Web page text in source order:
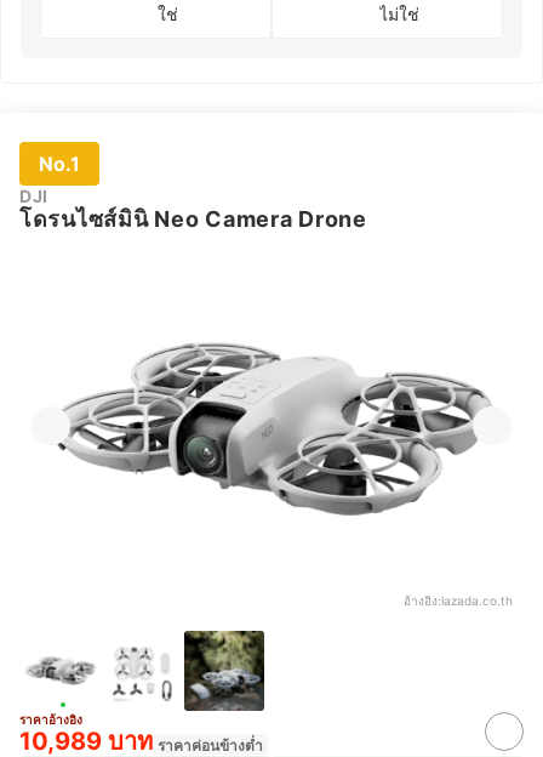
ใช่ ไม่ใช่
No.1
DJI
โดรนไซส์มินิ Neo Camera Drone
อ้างอิง:lazada.co.th
ราคาอ้างอิง
10,989 บาท ราคาค่อนข้างต่ำ